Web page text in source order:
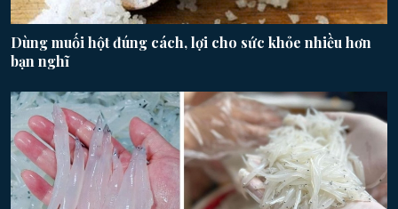
Dùng muối hột đúng cách, lợi cho sức khỏe nhiều hơn
bạn nghĩ